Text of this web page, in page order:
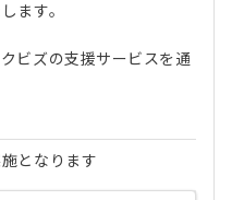
ます。
ビズの支援サービスを通
となります